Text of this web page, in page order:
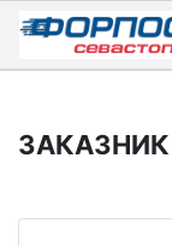
Skip
content
ЗАКАЗНИК